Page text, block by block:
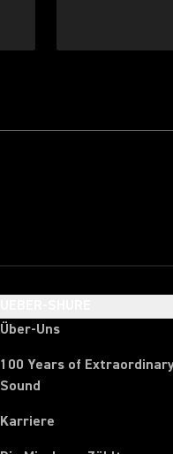
Über-Uns
100 Years of
Sound
Karriere